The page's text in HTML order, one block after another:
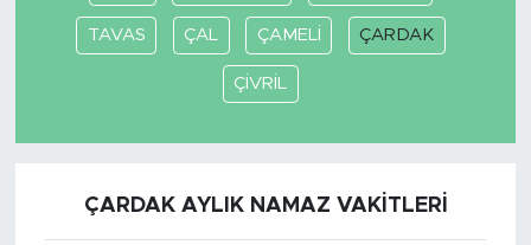
TAVAS ÇAL ÇAMELİ ÇARDAK
ÇİVRİL
ÇARDAK AYLIK NAMAZ VAKITLERI